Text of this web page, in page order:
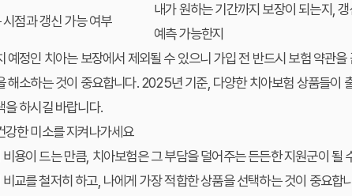
점과 갱신 가능 여부
내가 원하는 기간까지 보장이 되는지,
예측 가능한지
예정인 치아는 보장에서 제외될 수 있으니 가입 전 반드시 보험 약관
해소하는 것이 중요합니다. 2025년 기준, 다양한치아보험 상품들이
을 하시길 바랍니다.
강한 미소를 지켜나가세요
용이 드는 만큼, 치아보험은 그 부담을 덜어주는 든든한 지원군이 될
비교를 철저히 하고, 나에게 가장 적합한 상품을 선택하는 것이 중요합